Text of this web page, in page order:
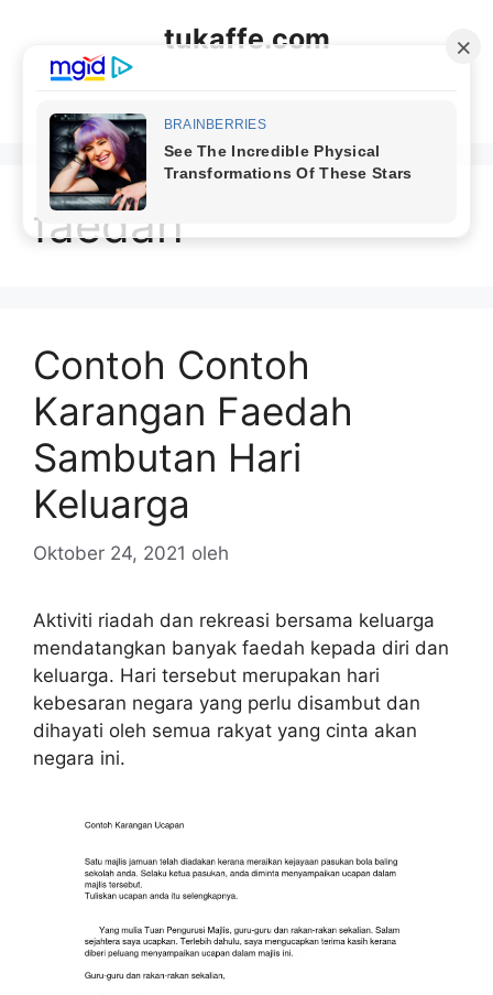
tukaffe.com
faedah
Contoh Contoh
Karangan Faedah
Sambutan Hari
Keluarga
Oktober 24, 2021 oleh
Aktiviti riadah dan rekreasi bersama keluarga
mendatangkan banyak faedah kepada diri dan
keluarga. Hari tersebut merupakan hari
kebesaran negara yang perlu disambut dan
dihayati oleh semua rakyat yang cinta akan
negara ini.